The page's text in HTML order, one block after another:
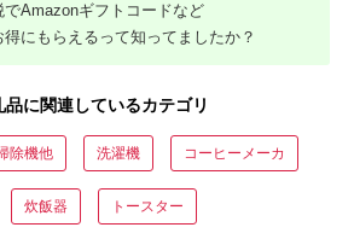
でAmazonギフトコードなど
にもらえるって知ってましたか？
に関連しているカテゴリ
除機他 洗濯機 コーヒーメーカ
炊飯器 トースター